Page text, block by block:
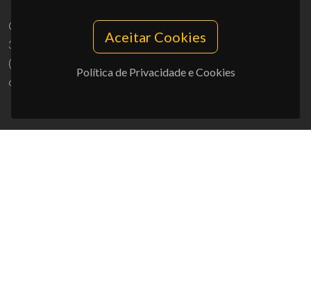
Aceitar Cookies
Política de Privacidade e Cookies
Campus Universitário de Santiago
3810-193 Aveiro - Portugal
(+351) 234 370 200
ciceco@ua.pt